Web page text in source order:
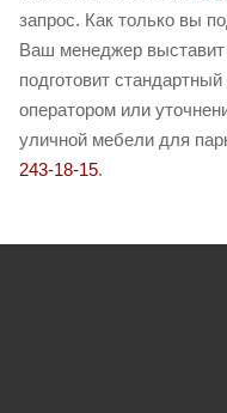
запрос. Как только вы
Ваш менеджер выставит
подготовит
оператором или
уличной мебели для
243-18-15.